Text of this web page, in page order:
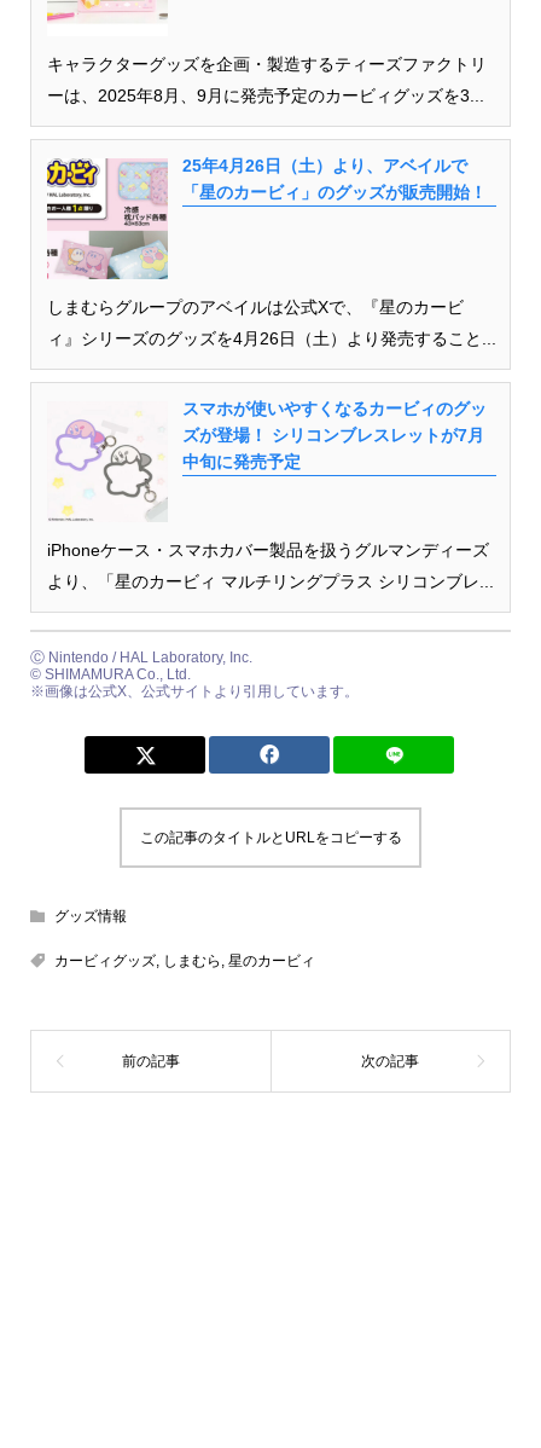
キャラクターグッズを企画・製造するティーズファクトリ
ーは、2025年8月、9月に発売予定のカービィグッズを3...
25年4月26日（土）より、アベイルで
「星のカービィ」のグッズが販売開始！
しまむらグループのアベイルは公式Xで、『星のカービ
ィ』シリーズのグッズを4月26日（土）より発売すること...
スマホが使いやすくなるカービィのグッ
ズが登場！ シリコンブレスレットが7月
中旬に発売予定
iPhoneケース・スマホカバー製品を扱うグルマンディーズ
より、「星のカービィ マルチリングプラス シリコンブレ...
Ⓒ Nintendo / HAL Laboratory, Inc.
© SHIMAMURA Co., Ltd.
※画像は公式X、公式サイトより引用しています。
この記事のタイトルとURLをコピーする
グッズ情報
カービィグッズ, しまむら , 星のカービィ